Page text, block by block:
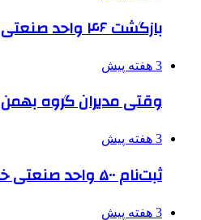
بازگشت ۴۶ واحد صنعتی آسیب‌دیده دو جنگ اخیر البرز به چرخه تولید
3 هفته پیش
وقتی مدیران گروه
3 هفته پیش
ثبت‌نام ۵۰۰ واحد صنعتی خسارت‌دیده جنگ برای دریافت تسهیلات
3 هفته پیش